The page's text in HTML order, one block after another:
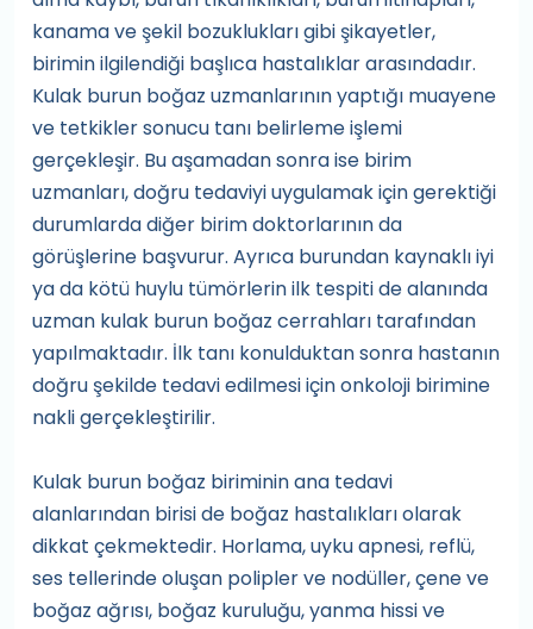
kanama ve şekil bozuklukları gibi şikayetler,
birimin ilgilendiği başlıca hastalıklar arasındadır.
Kulak burun boğaz uzmanlarının yaptığı muayene
ve tetkikler sonucu tanı belirleme işlemi
gerçekleşir. Bu aşamadan sonra ise birim
uzmanları, doğru tedaviyi uygulamak için gerektiği
durumlarda diğer birim doktorlarının da
görüşlerine başvurur. Ayrıca burundan kaynaklı iyi
ya da kötü huylu tümörlerin ilk tespiti de alanında
uzman kulak burun boğaz cerrahları tarafından
yapılmaktadır. İlk tanı konulduktan sonra hastanın
doğru şekilde tedavi edilmesi için onkoloji birimine
nakli gerçekleştirilir.
Kulak burun boğaz biriminin ana tedavi
alanlarından birisi de boğaz hastalıkları olarak
dikkat çekmektedir. Horlama, uyku apnesi, reflü,
ses tellerinde oluşan polipler ve nodüller, çene ve
boğaz ağrısı, boğaz kuruluğu, yanma hissi ve